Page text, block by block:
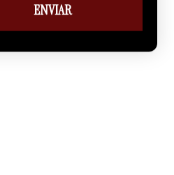
ENVIAR